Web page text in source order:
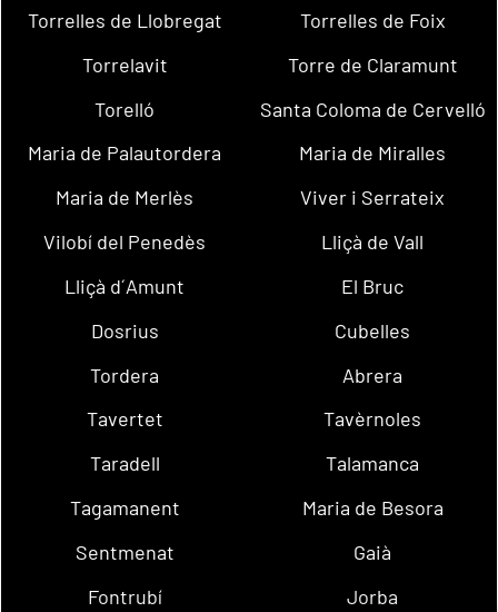
Torrelles de Llobregat
Torrelles de Foix
Torrelavit
Torre de Claramunt
Torelló
Santa Coloma de Cervelló
Maria de Palautordera
Maria de Miralles
Maria de Merlès
Viver i Serrateix
Vilobí del Penedès
Lliçà de Vall
Lliçà d´Amunt
El Bruc
Dosrius
Cubelles
Tordera
Abrera
Tavertet
Tavèrnoles
Taradell
Talamanca
Tagamanent
Maria de Besora
Sentmenat
Gaià
Fontrubí
Jorba